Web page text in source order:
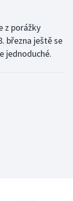
z porážky
března ještě se
jednoduché.